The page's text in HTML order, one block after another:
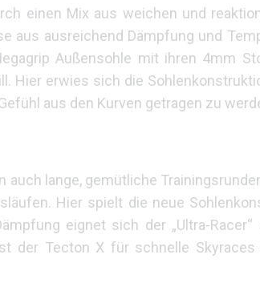
einen Mix aus weichen und
aus ausreichend Dämpfung und
Außensohle mit ihren 4mm
Hier erwies sich die
aus den Kurven getragen zu
lange, gemütliche
Hier spielt die neue
eignet sich der „Ultra-
der Tecton X für schnelle